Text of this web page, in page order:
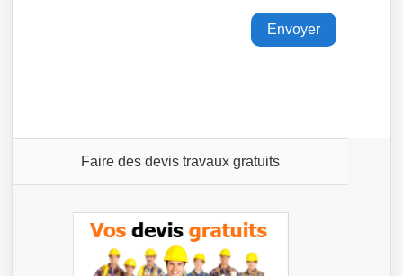
Faire des devis travaux gratuits